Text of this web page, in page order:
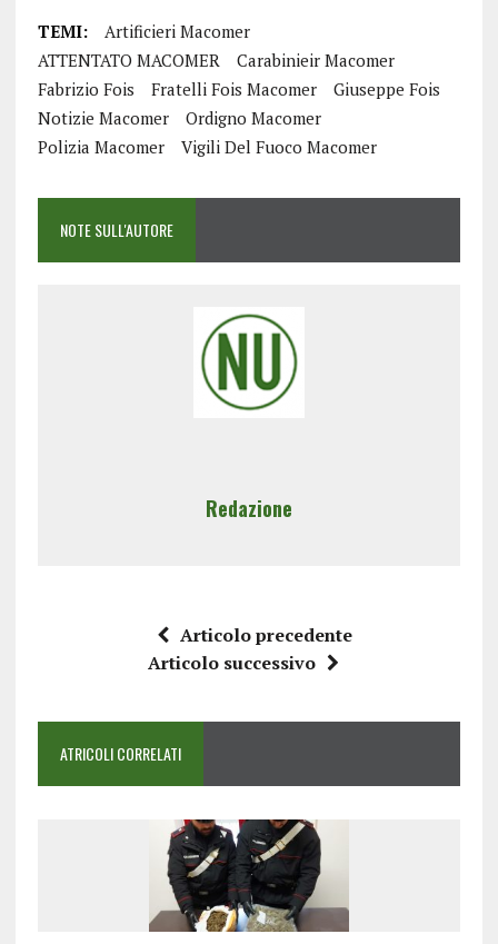
TEMI:
Artificieri Macomer
ATTENTATO MACOMER
Carabinieir Macomer
Fabrizio Fois
Fratelli Fois Macomer
Giuseppe Fois
Notizie Macomer
Ordigno Macomer
Polizia Macomer
Vigili Del Fuoco Macomer
NOTE SULL'AUTORE
Redazione
Articolo precedente
Articolo successivo
ATRICOLI CORRELATI